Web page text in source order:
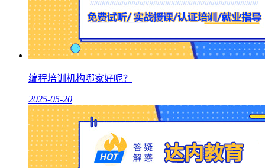
编程培训机构哪家好呢？
2025-05-20